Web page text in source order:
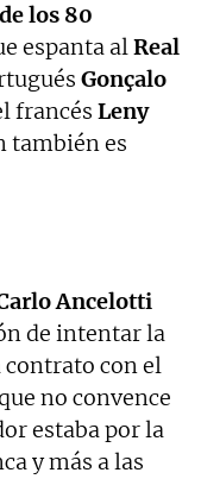
los 80
espanta alReal
Gonçalo
francés Leny
también es
Ancelotti
de intentar la
con el
no convence
estaba por la
y más a las